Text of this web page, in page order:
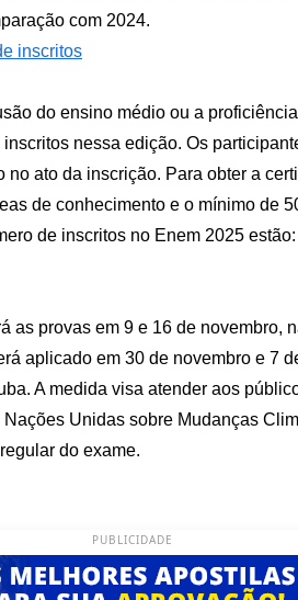
com 2024.
inscritos
do ensino médio ou a
nessa edição. Os
ato da inscrição. Para obter a
de conhecimento e o mínimo de
de inscritos no Enem 2025
as provas em 9 e 16 de novembro,
aplicado em 30 de novembro e 7
A medida visa atender aos
Unidas sobre Mudanças
do exame.
PUBLICIDADE